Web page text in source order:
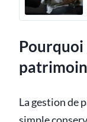
Pourquoi
La gestion de